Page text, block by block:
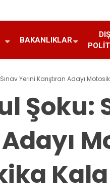
BAKANLIKLAR
DIŞ
Sınav Yerini Karıştıran Adayı
Şoku:
Adayı